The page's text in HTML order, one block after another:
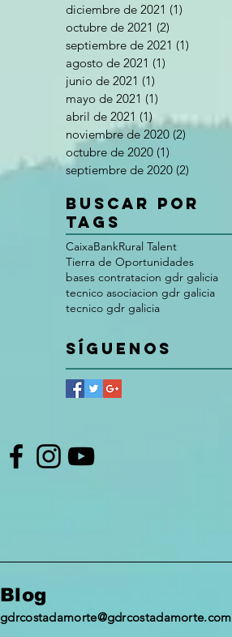
diciembre de 2021 (1)
octubre de 2021 (2)
septiembre de 2021 (1)
agosto de 2021 (1)
junio de 2021 (1)
mayo de 2021 (1)
abril de 2021 (1) 1 entrada
noviembre de 2020 (2)
octubre de 2020 (1)
septiembre de 2020 (2)
Buscar por
tags
CaixaBankRural Talent
Tierra de Oportunidades
bases contratacion gdr galicia
tecnico asociacion gdr galicia
tecnico gdr galicia
Síguenos
Blog
gdrcostadamorte@gdrcostadamorte.com